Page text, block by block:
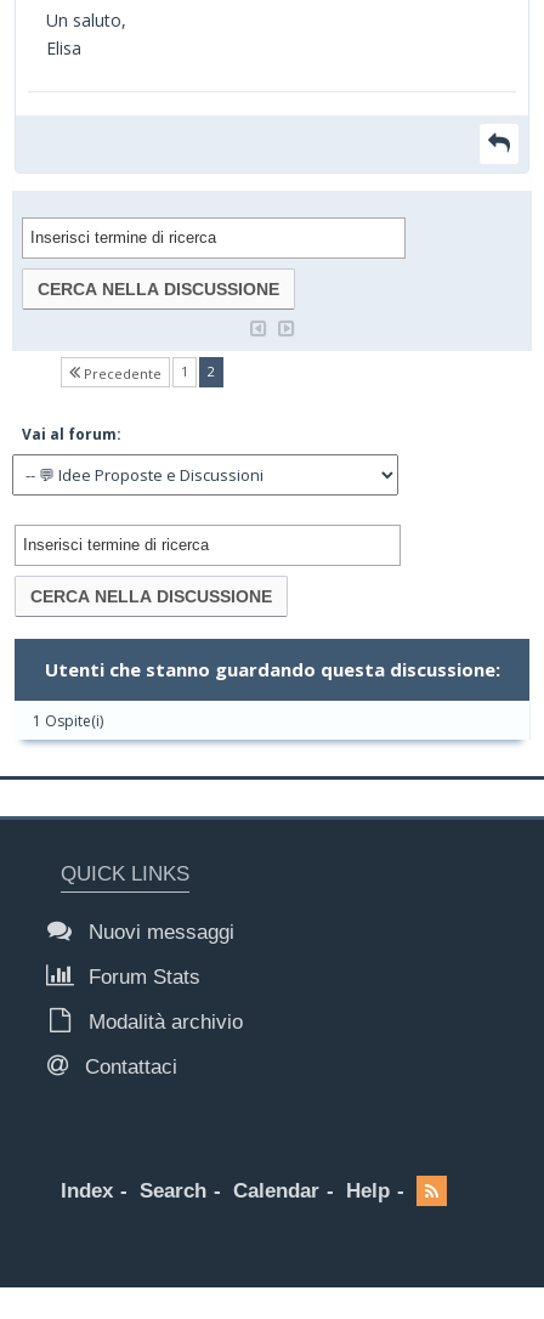
Un saluto,
Elisa
Precedente 1 2(current)
Vai al forum:
Utenti che stanno guardando questa discussione:
1 Ospite(i)
QUICK LINKS
Nuovi messaggi
Forum Stats
Modalità archivio
Contattaci
Index Search Calendar Help